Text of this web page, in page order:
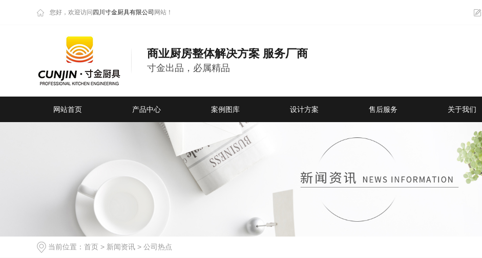
您好，欢迎访问 四川寸金厨具有限公司 网站！
商业厨房整体解决方案 服务厂商
寸金出品，必属精品
网站首页 产品中心 案例图库 设计方案 售后服务 关于我们
当前位置： 首页 > 新闻资讯 > 公司热点